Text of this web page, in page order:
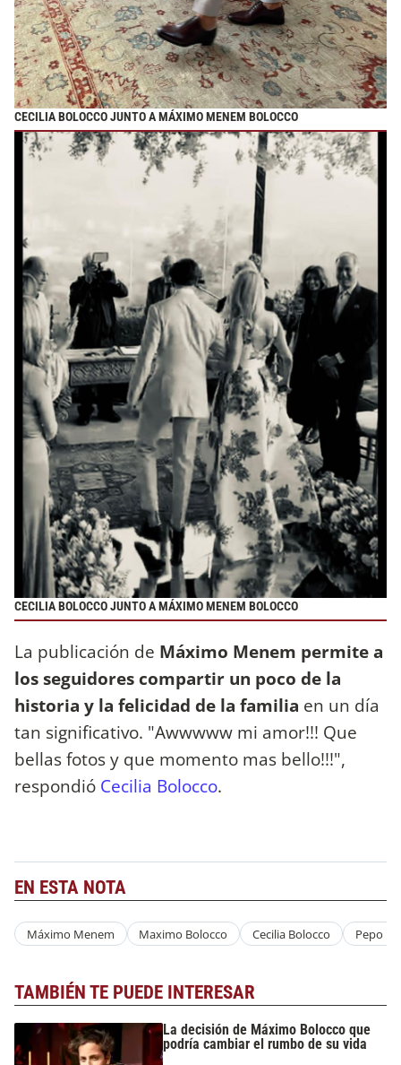
CECILIA BOLOCCO JUNTO A MÁXIMO MENEM BOLOCCO
CECILIA BOLOCCO JUNTO A MÁXIMO MENEM BOLOCCO
La publicación de Máximo Menem permite a
los seguidores compartir un poco de la
historia y la felicidad de la familia en un día
tan significativo. "Awwwww mi amor!!! Que
bellas fotos y que momento mas bello!!!",
respondió Cecilia Bolocco.
EN ESTA NOTA
Máximo Menem Maximo Bolocco Cecilia Bolocco Pepo
TAMBIÉN TE PUEDE INTERESAR
La decisión de Máximo Bolocco que
podría cambiar el rumbo de su vida